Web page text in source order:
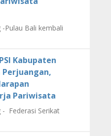
Pulau Bali kembali
Kabupaten
Pariwisata
- Federasi Serikat